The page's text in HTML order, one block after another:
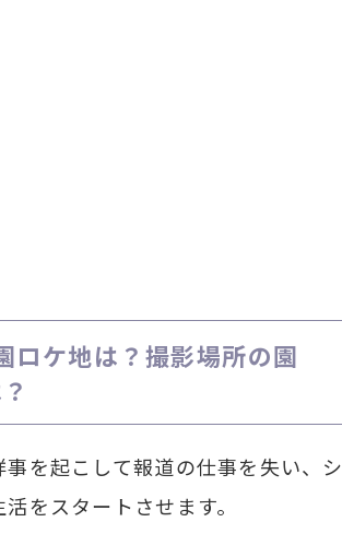
ロケ地は？撮影場所の園
を起こして報道の仕事を失い、シ
をスタートさせます。